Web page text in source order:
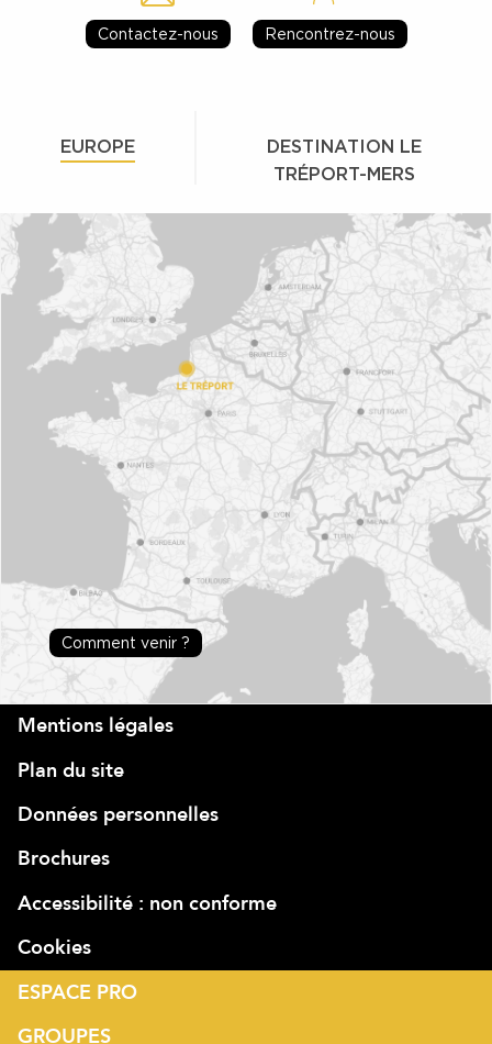
Contactez-nous Rencontrez-nous
EUROPE
DESTINATION LE
TRÉPORT-MERS
Comment venir ?
Mentions légales
Plan du site
Données personnelles
Brochures
Accessibilité : non conforme
Cookies
ESPACE PRO
GROUPES